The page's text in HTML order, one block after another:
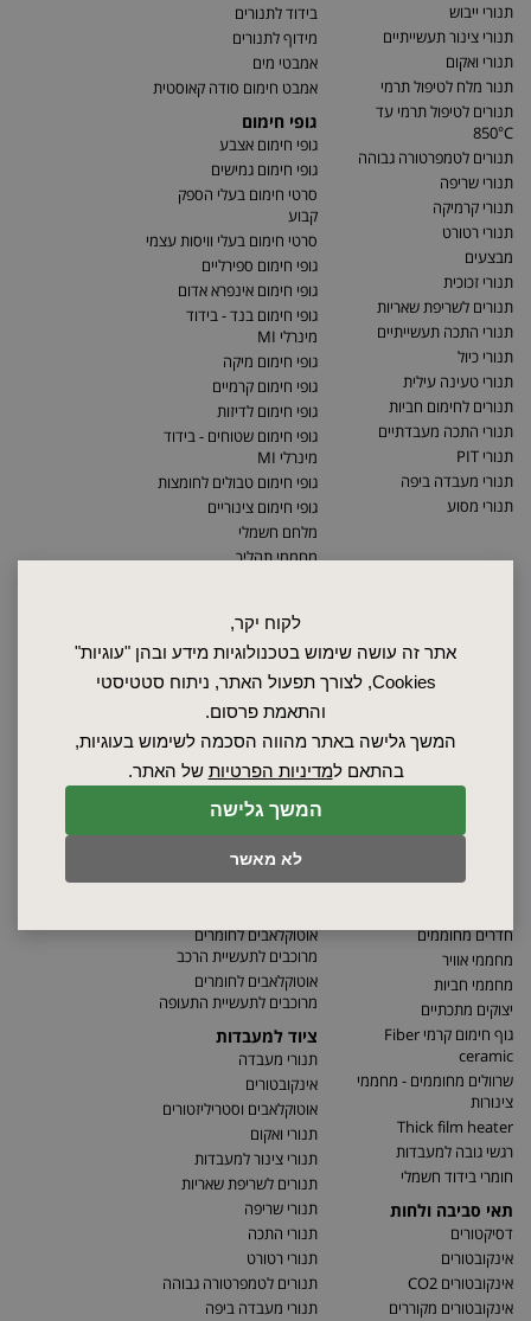
המשך גלישה
לא מאשר
לקוח יקר,
אתר זה עושה שימוש בטכנולוגיות מידע ובהן "עוגיות"
Cookies, לצורך תפעול האתר, ניתוח סטטיסטי
והתאמת פרסום.
המשך גלישה באתר מהווה הסכמה לשימוש בעוגיות,
בהתאם למדיניות הפרטיות של האתר.
תנורי ייבוש
תנורי צינור תעשייתיים
תנורי ואקום
תנור מלח לטיפול תרמי
תנורים לטיפול תרמי עד
850°C
תנורים לטמפרטורה גבוהה
תנורי שריפה
תנורי קרמיקה
תנורי רטורט
מבצעים
תנורי זכוכית
תנורים לשריפת שאריות
תנורי התכה תעשייתיים
תנורי כיול
תנורי טעינה עילית
תנורים לחימום חביות
תנורי התכה מעבדתיים
תנורי PIT
תנורי מעבדה ביפה
תנורי מסוע
בידוד לתנורים
מידוף לתנורים
אמבטי מים
אמבט חימום סודה קאוסטית
גופי חימום
גופי חימום אצבע
גופי חימום גמישים
סרטי חימום בעלי הספק
קבוע
סרטי חימום בעלי וויסות עצמי
גופי חימום ספירליים
גופי חימום אינפרא אדום
גופי חימום בנד - בידוד
מינרלי MI
גופי חימום מיקה
גופי חימום קרמיים
גופי חימום לדיזות
גופי חימום שטוחים - בידוד
מינרלי MI
גופי חימום טבולים לחומצות
גופי חימום צינוריים
מלחם חשמלי
מחממי תהליך
חדרים מחוממים
מחממי אוויר
מחממי חביות
יצוקים מתכתיים
גוף חימום קרמי Fiber
ceramic
שרוולים מחוממים - מחממי
צינורות
Thick film heater
רגשי גובה למעבדות
חומרי בידוד חשמלי
תאי סביבה ולחות
דסיקטורים
אינקובטורים
אינקובטורים CO2
אינקובטורים מקוררים
אוטוקלאבים לחומרים
מרוכבים לתעשיית הרכב
אוטוקלאבים לחומרים
מרוכבים לתעשיית התעופה
ציוד למעבדות
תנורי מעבדה
אינקובטורים
אוטוקלאבים וסטריליזטורים
תנורי ואקום
תנורי צינור למעבדות
תנורים לשריפת שאריות
תנורי שריפה
תנורי התכה
תנורי רטורט
תנורים לטמפרטורה גבוהה
תנורי מעבדה ביפה